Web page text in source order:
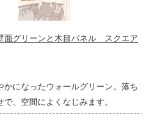
グリーンと木目パネル スクエア
になったウォールグリーン。落ち
、空間によくなじみます。